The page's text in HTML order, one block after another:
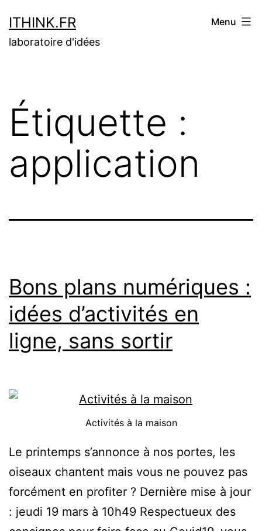
au
contenu
ITHINK.FR
laboratoire d'idées
Menu
Étiquette :
application
Bons plans numériques :
idées d’activités en
ligne, sans sortir
Activités à la maison
Le printemps s’annonce à nos portes, les
oiseaux chantent mais vous ne pouvez pas
forcément en profiter ? Dernière mise à jour
: jeudi 19 mars à 10h49 Respectueux des